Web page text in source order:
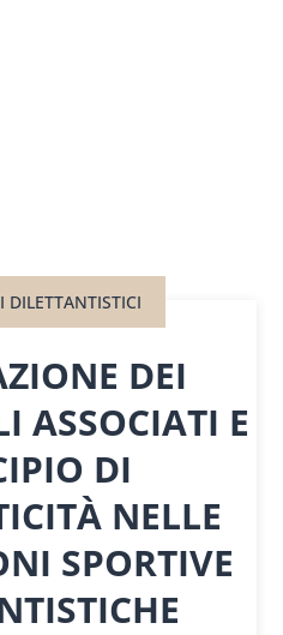
DILETTANTISTICI
DEI
ASSOCIATI E
DI
NELLE
SPORTIVE